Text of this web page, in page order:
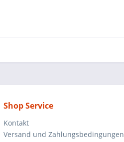
Shop Service
Kontakt
Versand und Zahlungsbedingungen